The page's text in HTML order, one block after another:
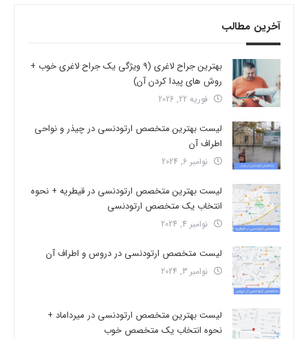
آخرین مطالب
بهترین جراح لاغری (9 ویژگی یک جراح لاغری خوب +
روش های پیدا کردن آن)
فوریه 22, 2026
لیست بهترین متخصص ارتودنسی در چیذر و نواحی
اطراف آن
نوامبر 6, 2024
لیست بهترین متخصص ارتودنسی در قیطریه + نحوه
انتخاب یک متخصص ارتودنسی
نوامبر 4, 2024
لیست متخصص ارتودنسی در دروس و اطراف آن
نوامبر 3, 2024
لیست بهترین متخصص ارتودنسی در میرداماد +
نحوه انتخاب یک متخصص خوب